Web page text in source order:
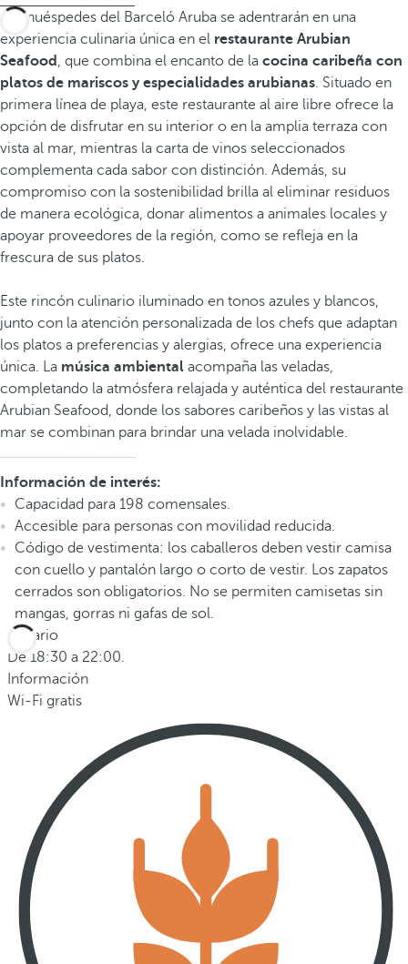
Los huéspedes del Barceló Aruba se adentrarán en una
experiencia culinaria única en el restaurante Arubian
Seafood , que combina el encanto de la cocina caribeña con
platos de mariscos y especialidades arubianas. Situado en
primera línea de playa, este restaurante al aire libre ofrece la
opción de disfrutar en su interior o en la amplia terraza con
vista al mar, mientras la carta de vinos seleccionados
complementa cada sabor con distinción. Además, su
compromiso con la sostenibilidad brilla al eliminar residuos
de manera ecológica, donar alimentos a animales locales y
apoyar proveedores de la región, como se refleja en la
frescura de sus platos.
Este rincón culinario iluminado en tonos azules y blancos,
junto con la atención personalizada de los chefs que adaptan
los platos a preferencias y alergias, ofrece una experiencia
única. La música ambiental acompaña las veladas,
completando la atmósfera relajada y auténtica del restaurante
Arubian Seafood, donde los sabores caribeños y las vistas al
mar se combinan para brindar una velada inolvidable.
Información de interés:
Capacidad para 198 comensales.
Accesible para personas con movilidad reducida.
Código de vestimenta: los caballeros deben vestir camisa
con cuello y pantalón largo o corto de vestir. Los zapatos
cerrados son obligatorios. No se permiten camisetas sin
mangas, gorras ni gafas de sol.
Horario
De 18:30 a 22:00.
Información
Wi-Fi gratis